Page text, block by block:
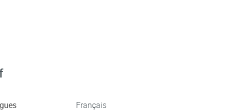
Français